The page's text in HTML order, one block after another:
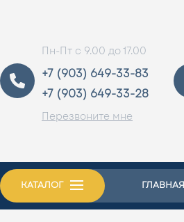
Пн-Пт с 9.00 до 17.00
+7 (903) 649-33-83
+7 (903) 649-33-28
Перезвоните мне
КАТАЛОГ ГЛАВНАЯ